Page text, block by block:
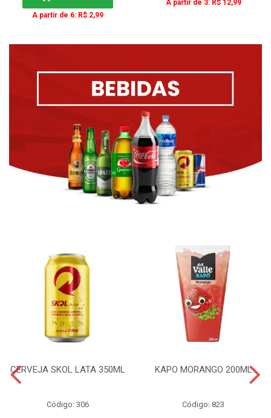
A partir de 6: R$ 2,99
A partir de 3: R$ 12,99
CERVEJA SKOL LATA 350ML
Código: 306
KAPO MORANGO 200ML
Código: 823